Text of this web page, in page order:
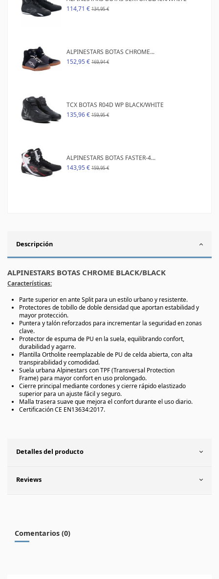
114,71 € 134,95 €
ALPINESTARS BOTAS CHROME...
152,95 € 169,94 €
TCX BOTAS R04D WP BLACK/WHITE
135,96 € 159,95 €
ALPINESTARS BOTAS FASTER-4...
143,95 € 159,95 €
Descripción
ALPINESTARS BOTAS CHROME BLACK/BLACK
Características:
Parte superior enante Split para un estilo urbano y resistente.
Protectores de tobillo de doble densidadque aportan estabilidad y
mayor protección.
Puntera y talón reforzados para incrementar la seguridad en zonas
clave.
Protector de espuma de PU en la suela, equilibrando confort,
durabilidad y agarre.
Plantilla Ortholite reemplazablede PU de celda abierta, con alta
transpirabilidad y comodidad.
Suela urbana Alpinestars con TPF (Transversal Protection
Frame) para mayor confort en uso prolongado.
Cierre principal mediante cordonesycierre rápido elastizado
superior para un ajuste fácil y seguro.
Malla trasera suaveque mejora el confort durante el uso diario.
Certificación CE EN13634:2017.
Detalles del producto
Reviews
Comentarios (0)